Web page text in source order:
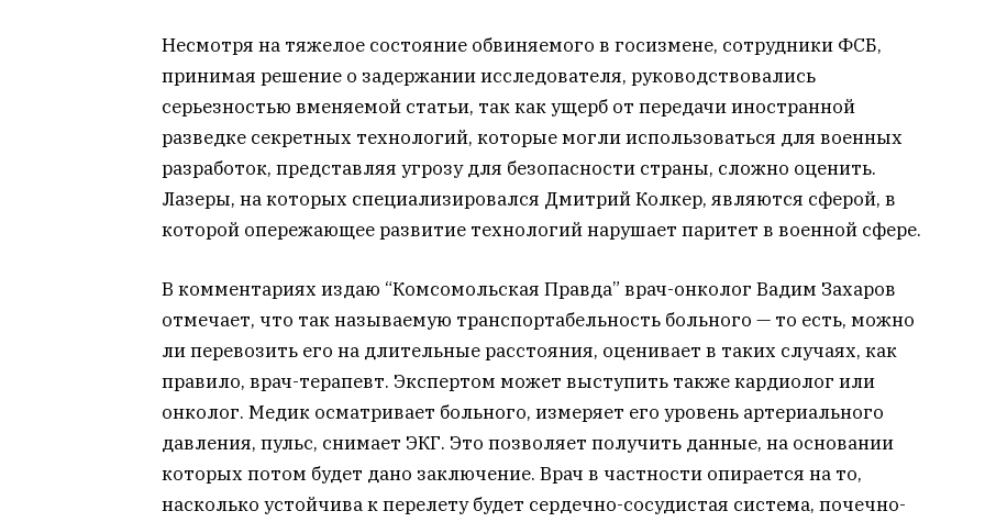
Несмотря на тяжелое состояние обвиняемого в госизмене, сотрудники ФСБ,
принимая решение о задержании исследователя, руководствовались
серьезностью вменяемой статьи, так как ущерб от передачи иностранной
разведке секретных технологий, которые могли использоваться для военных
разработок, представляя угрозу для безопасности страны, сложно оценить.
Лазеры, на которых специализировался Дмитрий Колкер, являются сферой, в
которой опережающее развитие технологий нарушает паритет в военной сфере.
В комментариях издаю “Комсомольская Правда” врач-онколог Вадим Захаров
отмечает, что так называемую транспортабельность больного — то есть, можно
ли перевозить его на длительные расстояния, оценивает в таких случаях, как
правило, врач-терапевт. Экспертом может выступить также кардиолог или
онколог. Медик осматривает больного, измеряет его уровень артериального
давления, пульс, снимает ЭКГ. Это позволяет получить данные, на основании
которых потом будет дано заключение. Врач в частности опирается на то,
насколько устойчива к перелету будет сердечно-сосудистая система, почечно-